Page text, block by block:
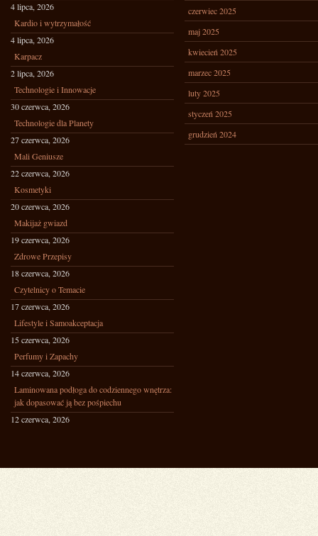
4 lipca, 2026
Kardio i wytrzymałość
4 lipca, 2026
Karpacz
2 lipca, 2026
Technologie i Innowacje
30 czerwca, 2026
Technologie dla Planety
27 czerwca, 2026
Mali Geniusze
22 czerwca, 2026
Kosmetyki
20 czerwca, 2026
Makijaż gwiazd
19 czerwca, 2026
Zdrowe Przepisy
18 czerwca, 2026
Czytelnicy o Temacie
17 czerwca, 2026
Lifestyle i Samoakceptacja
15 czerwca, 2026
Perfumy i Zapachy
14 czerwca, 2026
Laminowana podłoga do codziennego wnętrza:
jak dopasować ją bez pośpiechu
12 czerwca, 2026
czerwiec 2025
maj 2025
kwiecień 2025
marzec 2025
luty 2025
styczeń 2025
grudzień 2024